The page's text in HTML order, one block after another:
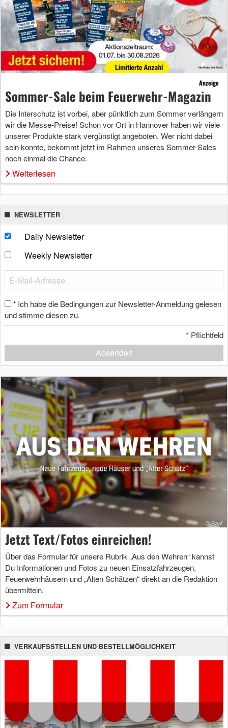
Anzeige
Sommer-Sale beim Feuerwehr-Magazin
Die Interschutz ist vorbei, aber pünktlich zum Sommer verlängern
wir die Messe-Preise! Schon vor Ort in Hannover haben wir viele
unserer Produkte stark vergünstigt angeboten. Wer nicht dabei
sein konnte, bekommt jetzt im Rahmen unseres Sommer-Sales
noch einmal die Chance.
Weiterlesen
NEWSLETTER
Daily Newsletter
Weekly Newsletter
* Ich habe die Bedingungen zur Newsletter-Anmeldung gelesen
und stimme diesen zu.
* Pflichtfeld
Absenden
Jetzt Text/Fotos einreichen!
Über das Formular für unsere Rubrik „Aus den Wehren“ kannst
Du Informationen und Fotos zu neuen Einsatzfahrzeugen,
Feuerwehrhäusern und „Alten Schätzen“ direkt an die Redaktion
übermitteln.
Zum Formular
VERKAUFSSTELLEN UND BESTELLMÖGLICHKEIT